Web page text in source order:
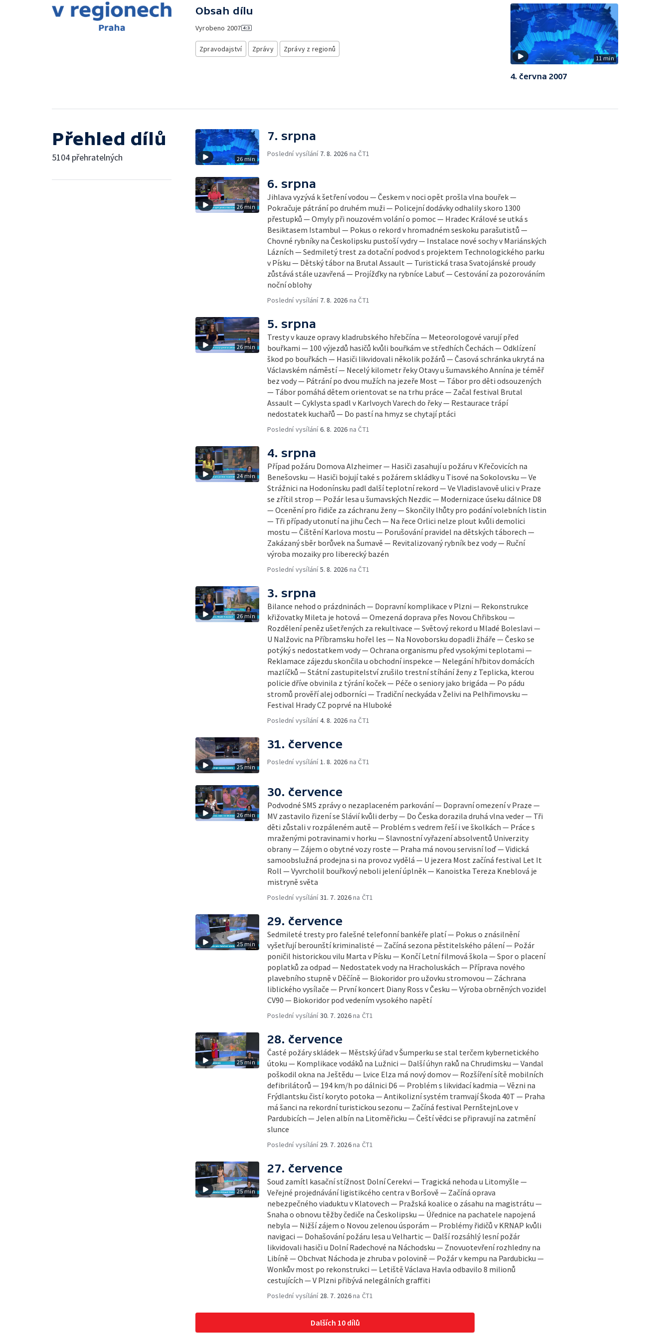
Obsah dílu
Vyrobeno 2007
Zpravodajství Zprávy Zprávy z regionů
11 min
4. června 2007
Přehled dílů
5104 přehratelných 26 min
7. srpna
Poslední vysílání 7. 8. 2026 na ČT1
26 min
6. srpna
Jihlava vyzývá k šetření vodou — Českem v noci opět prošla vlna bouřek —
Pokračuje pátrání po druhém muži — Policejní dodávky odhalily skoro 1300
přestupků — Omyly při nouzovém volání o pomoc — Hradec Králové se utká s
Besiktasem Istambul — Pokus o rekord v hromadném seskoku parašutistů —
Chovné rybníky na Českolipsku pustoší vydry — Instalace nové sochy v Mariánských
Lázních — Sedmiletý trest za dotační podvod s projektem Technologického parku
v Písku — Dětský tábor na Brutal Assault — Turistická trasa Svatojánské proudy
zůstává stále uzavřená — Projížďky na rybníce Labuť — Cestování za pozorováním
noční oblohy
Poslední vysílání 7. 8. 2026 na ČT1
26 min
5. srpna
Tresty v kauze opravy kladrubského hřebčína — Meteorologové varují před
bouřkami — 100 výjezdů hasičů kvůli bouřkám ve středhích Čechách — Odklízení
škod po bouřkách — Hasiči likvidovali několik požárů — Časová schránka ukrytá na
Václavském náměstí — Necelý kilometr řeky Otavy u šumavského Annína je téměř
bez vody — Pátrání po dvou mužích na jezeře Most — Tábor pro děti odsouzených
— Tábor pomáhá dětem orientovat se na trhu práce — Začal festival Brutal
Assault — Cyklysta spadl v Karlvoych Varech do řeky — Restaurace trápí
nedostatek kuchařů — Do pastí na hmyz se chytají ptáci
Poslední vysílání6. 8. 2026 na ČT1
24 min
4. srpna
Případ požáru Domova Alzheimer — Hasiči zasahují u požáru v Křečovicích na
Benešovsku — Hasiči bojují také s požárem skládky u Tisové na Sokolovsku — Ve
Strážnici na Hodonínsku padl další teplotní rekord — Ve Vladislavově ulici v Praze
se zřítil strop — Požár lesa u šumavských Nezdic — Modernizace úseku dálnice D8
— Ocenění pro řidiče za záchranu ženy — Skončily lhůty pro podání volebních listin
— Tři případy utonutí na jihu Čech — Na řece Orlici nelze plout kvůli demolici
mostu — Čištění Karlova mostu — Porušování pravidel na dětských táborech —
Zakázaný sběr borůvek na Šumavě — Revitalizovaný rybník bez vody — Ruční
výroba mozaiky pro liberecký bazén
Poslední vysílání5. 8. 2026 na ČT1
26 min
3. srpna
Bilance nehod o prázdninách — Dopravní komplikace v Plzni — Rekonstrukce
křižovatky Mileta je hotová — Omezená doprava přes Novou Chřibskou —
Rozdělení peněz ušetřených za rekultivace — Světový rekord u Mladé Boleslavi —
U Nalžovic na Příbramsku hořel les — Na Novoborsku dopadli žháře — Česko se
potýký s nedostatkem vody — Ochrana organismu před vysokými teplotami —
Reklamace zájezdu skončila u obchodní inspekce — Nelegání hřbitov domácích
mazlíčků — Státní zastupitelství zrušilo trestní stíhání ženy z Teplicka, kterou
policie dříve obvinila z týrání koček — Péče o seniory jako brigáda — Po pádu
stromů prověří alej odborníci — Tradiční neckyáda v Želivi na Pelhřimovsku —
Festival Hrady CZ poprvé na Hluboké
Poslední vysílání4. 8. 2026 na ČT1
25 min
31. července
Poslední vysílání 1. 8. 2026 na ČT1
26 min
30. července
Podvodné SMS zprávy o nezaplaceném parkování — Dopravní omezení v Praze —
MV zastavilo řizení se Slávií kvůli derby — Do Česka dorazila druhá vlna veder — Tři
děti zůstali v rozpáleném autě — Problém s vedrem řeší i ve školkách — Práce s
mraženými potravinami v horku — Slavnostní vyřazení absolventů Univerzity
obrany — Zájem o obytné vozy roste — Praha má novou servisní loď — Vidická
samoobslužná prodejna si na provoz vydělá — U jezera Most začíná festival Let It
Roll — Vyvrcholil bouřkový neboli jelení úplněk — Kanoistka Tereza Kneblová je
mistryně světa
Poslední vysílání31. 7. 2026na ČT1
25 min
29. července
Sedmileté tresty pro falešné telefonní bankéře platí — Pokus o znásilnění
vyšetřují berounští kriminalisté — Začíná sezona pěstitelského pálení — Požár
poničil historickou vilu Marta v Písku — Končí Letní filmová škola — Spor o placení
poplatků za odpad — Nedostatek vody na Hracholuskách — Příprava nového
plavebního stupně v Děčíně — Biokoridor pro užovku stromovou — Záchrana
liblického vysílače — První koncert Diany Ross v Česku — Výroba obrněných vozidel
CV90 — Biokoridor pod vedením vysokého napětí
Poslední vysílání30. 7. 2026na ČT1
25 min
28. července
Časté požáry skládek — Městský úřad v Šumperku se stal terčem kybernetického
útoku — Komplikace vodáků na Lužnici — Další úhyn raků na Chrudimsku — Vandal
poškodil okna na Ještědu — Lvice Elza má nový domov — Rozšíření sítě mobilních
defibrilátorů — 194 km/h po dálnici D6 — Problém s likvidací kadmia — Vězni na
Frýdlantsku čistí koryto potoka — Antikolizní systém tramvají Škoda 40T — Praha
má šanci na rekordní turistickou sezonu — Začíná festival PernštejnLove v
Pardubicích — Jelen albín na Litoměřicku — Čeští vědci se připravují na zatmění
slunce
Poslední vysílání 29. 7. 2026na ČT1
25 min
27. července
Soud zamítl kasační stížnost Dolní Cerekvi — Tragická nehoda u Litomyšle —
Veřejné projednávání ligistikcého centra v Boršově — Začíná oprava
nebezpečného viaduktu v Klatovech — Pražská koalice o zásahu na magistrátu —
Snaha o obnovu těžby čediče na Českolipsku — Úřednice na pachatele napojená
nebyla — Nižší zájem o Novou zelenou úsporám — Problémy řidičů v KRNAP kvůli
navigaci — Dohašování požáru lesa u Velhartic — Další rozsáhlý lesní požár
likvidovali hasiči u Dolní Radechové na Náchodsku — Znovuotevření rozhledny na
Libíně — Obchvat Náchoda je zhruba v polovině — Požár v kempu na Pardubicku —
Wonkův most po rekonstrukci — Letiště Václava Havla odbavilo 8 milionů
cestujících — V Plzni přibývá nelegálních graffiti
Poslední vysílání 28. 7. 2026na ČT1
Dalších 10 dílů